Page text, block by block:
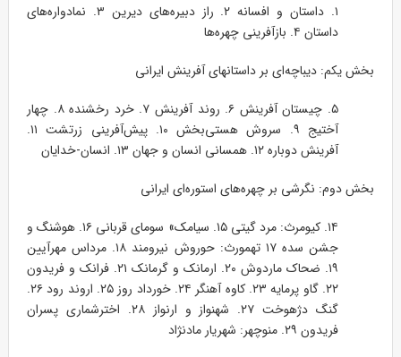
۱. داستان و افسانه ۲. راز دبیره‌های دیرین ۳. نمادواره‌های
داستان ۴. بازآفرینی چهره‌ها
بخش یکم: دیباچه‌ای بر داستانهای آفرینش ایرانی
۵. چیستان آفرینش ۶. روند آفرینش ۷. خرد رخشنده ۸. چهار
آختیج ۹. سروش هستی‌بخش ۱۰. پیش‌آفرینی زرتشت ۱۱.
آفرینش دوباره ۱۲. همسانی انسان و جهان ۱۳. انسان-خدایان
بخش دوم: نگرشی بر چهره‌های استوره‌ای ایرانی
۱۴. کیومرث: مرد گیتی ۱۵. سیامک» سومای قربانی ۱۶. هوشنگ و
جشن سده ۱۷ تهمورث: حوروش نیرومند ۱۸. مرداس مهرآیین
۱۹. ضحاک ماردوش ۲۰. ارمانک و گرمانک ۲۱. فرانک و فریدون
۲۲. گاو پرمایه ۲۳. کاوه آهنگر ۲۴. خورداد روز ۲۵. اروند رود ۲۶.
گنگ دژهوخت ۲۷. شهنواز و ارنواز ۲۸. اخترشماری پسران
فریدون ۲۹. منوچهر: شهریار مادنژاد